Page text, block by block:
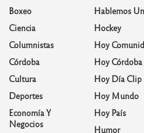
Boxeo
Ciencia
Columnistas
Córdoba
Cultura
Deportes
Economía Y
Negocios
Hablemos
Hockey
Hoy
Hoy Córdoba
Hoy Día Clip
Hoy Mundo
Hoy País
Humor